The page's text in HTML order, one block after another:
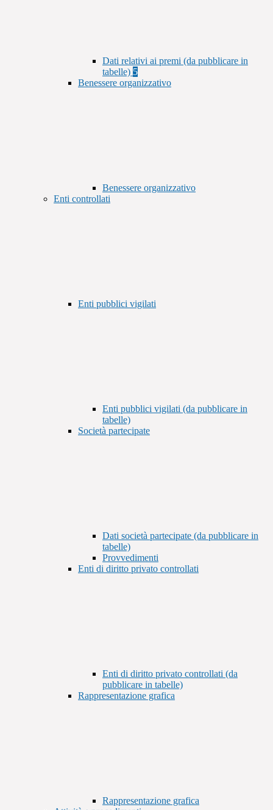
Dati relativi ai premi (da pubblicare in
tabelle) 5
Benessere organizzativo
Benessere organizzativo
Enti controllati
Enti pubblici vigilati
Enti pubblici vigilati (da pubblicare in
tabelle)
Società partecipate
Dati società partecipate (da pubblicare in
tabelle)
Provvedimenti
Enti di diritto privato controllati
Enti di diritto privato controllati (da
pubblicare in tabelle)
Rappresentazione grafica
Rappresentazione grafica